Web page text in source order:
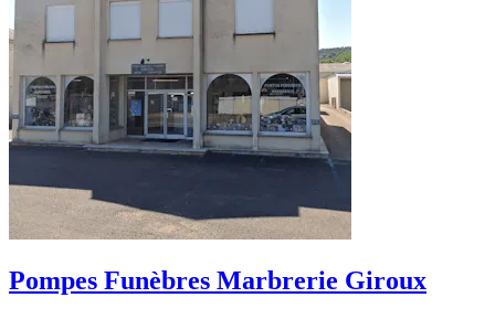
Pompes Funèbres Marbrerie Giroux